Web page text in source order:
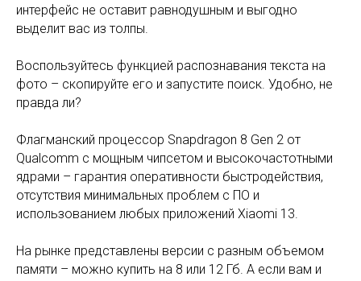
интерфейс не оставит равнодушным и выгодно
выделит вас из толпы.
Воспользуйтесь функцией распознавания текста на
фото – скопируйте его и запустите поиск. Удобно, не
правда ли?
Флагманский процессор Snapdragon 8 Gen 2 от
Qualcomm с мощным чипсетом и высокочастотными
ядрами – гарантия оперативности быстродействия,
отсутствия минимальных проблем с ПО и
использованием любых приложений Xiaomi 13.
На рынке представлены версии с разным объемом
памяти – можно купить на 8 или 12 Гб. А если вам и